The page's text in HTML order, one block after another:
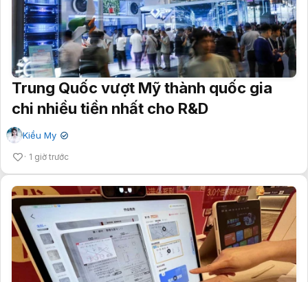
Trung Quốc vượt Mỹ thành quốc gia
chi nhiều tiền nhất cho R&D
Kiều My ✔
1 giờ trước